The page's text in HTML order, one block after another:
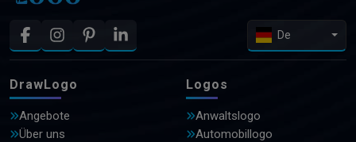
De
DrawLogo
Angebote
Über uns
Logos
Anwaltslogo
Automobillogo